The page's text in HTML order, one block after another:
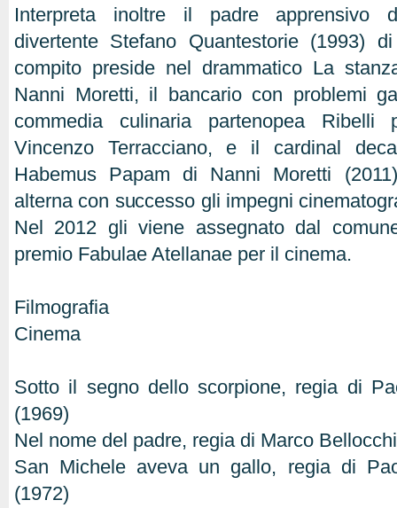
Interpreta inoltre il padre apprensivo
divertente Stefano Quantestorie (1993)
compito preside nel drammatico La
Nanni Moretti, il bancario con problemi
commedia culinaria partenopea
Vincenzo Terracciano, e il cardinal
Habemus Papam di Nanni Moretti
alterna con successo gli impegni
Nel 2012 gli viene assegnato dal
premio Fabulae Atellanae per il cinema.
Filmografia
Cinema
Sotto il segno dello scorpione, regia di
(1969)
Nel nome del padre, regia di Marco
San Michele aveva un gallo, regia di
(1972)